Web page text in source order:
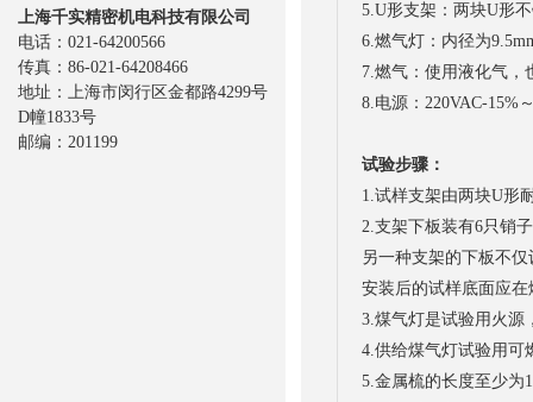
5.U形支架：两块U形
6.燃气灯：内径为
7.燃气：使用液化气，
8.电源：220VAC-15%
试验步骤：
1.试样支架由两块U形
2.支架下板装有6只销
另一种支架的下板不
安装后的试样底面应在
3.煤气灯是试验用火源
4.供给煤气灯试验用可
5.金属梳的长度至少为
上海千实精密机电科技有限公司
电话：021-64200566
传真：86-021-64208466
地址：上海市闵行区金都路4299号
D幢1833号
邮编：201199